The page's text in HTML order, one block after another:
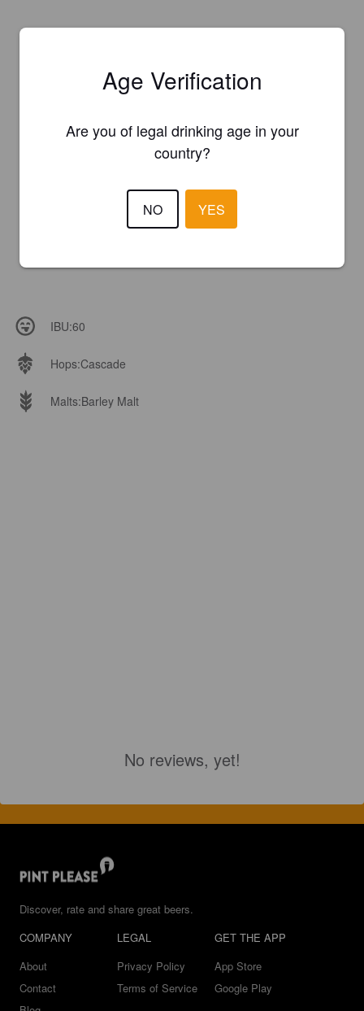
IBU:60
Hops:Cascade
Malts:Barley Malt
No reviews, yet!
Discover, rate and share great beers.
COMPANY
About
Contact
LEGAL
Privacy Policy
Terms of Service
GET THE APP
App Store
Google Play
Age Verification
Are you of legal drinking age in your
country?
NO YES